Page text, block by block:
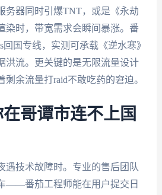
务器同时引爆TNT，或是《永劫
染时，带宽需求会瞬间暴涨。番
回国专线，实测可承载《逆水寒》
洪流。更关键的是无限流量设计
余流量打raid不敢吃药的窘迫。
哥谭市连不上国
遇技术故障时。专业的售后团队
——番茄工程师能在用户提交日